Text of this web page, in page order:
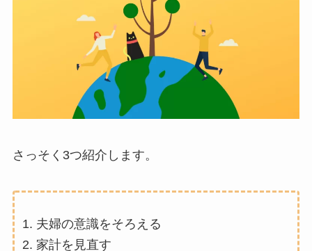
さっそく3つ紹介します。
夫婦の意識をそろえる
家計を見直す